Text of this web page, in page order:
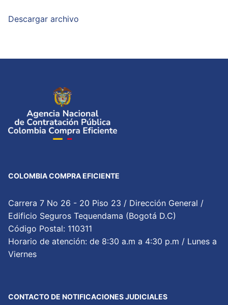
Descargar archivo
COLOMBIA COMPRA EFICIENTE
Carrera 7 No 26 - 20 Piso 23 / Dirección General /
Edificio Seguros Tequendama (Bogotá D.C)
Código Postal: 110311
Horario de atención: de 8:30 a.m a 4:30 p.m / Lunes a
Viernes
CONTACTO DE NOTIFICACIONES JUDICIALES